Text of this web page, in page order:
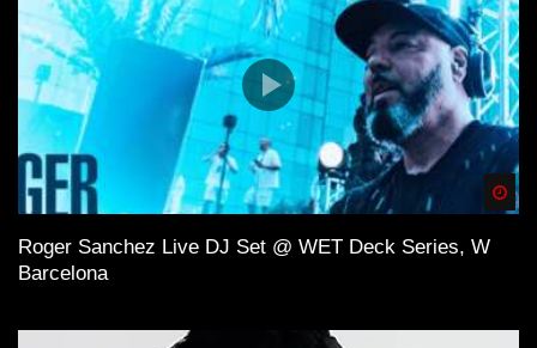
Roger Sanchez Live DJ Set @ WET Deck Series, W
Barcelona